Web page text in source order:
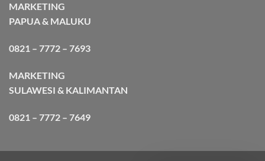
MARKETING
PAPUA & MALUKU
0821 – 7772 – 7693
MARKETING
SULAWESI & KALIMANTAN
0821 – 7772 – 7649